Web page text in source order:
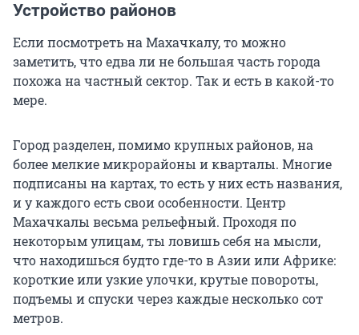
Устройство районов
Если посмотреть на Махачкалу, то можно
заметить, что едва ли не большая часть города
похожа на частный сектор. Так и есть в какой-то
мере.
Город разделен, помимо крупных районов, на
более мелкие микрорайоны и кварталы. Многие
подписаны на картах, то есть у них есть названия,
и у каждого есть свои особенности. Центр
Махачкалы весьма рельефный. Проходя по
некоторым улицам, ты ловишь себя на мысли,
что находишься будто где-то в Азии или Африке:
короткие или узкие улочки, крутые повороты,
подъемы и спуски через каждые несколько сот
метров.